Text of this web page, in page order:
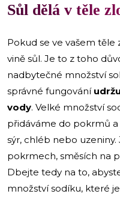
Sůl dělá v těle
Pokud se ve vašem těle
vině sůl. Je to z toho
nadbytečné množství
správné fungování
vody. Velké množství
přidáváme do pokrmů
sýr, chléb nebo uzeniny.
pokrmech, směsích na
Dbejte tedy na to,
množství sodíku, které